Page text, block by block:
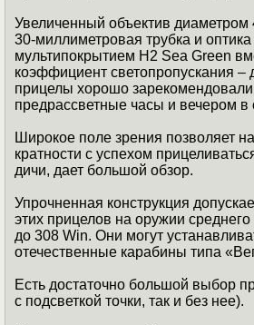
Увеличенный объектив
30-миллиметровая трубка и
мультипокрытием H2 Sea Green
коэффициент светопропускания –
прицелы хорошо зарекомендовали
предрассветные часы и вечером в
Широкое поле зрения позволяет
кратности с успехом
дичи, дает большой обзор.
Упрочненная конструкция
этих прицелов на оружии среднего
до 308 Win. Они могут
отечественные карабины типа
Есть достаточно большой выбор
с подсветкой точки, так и без нее).